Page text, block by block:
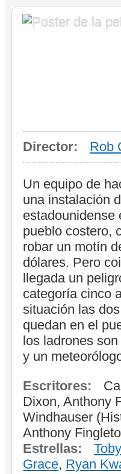
Director: Rob
Un equipo de
una instalación
estadounidense
pueblo costero,
robar un motín
dólares. Pero
llegada un
categoría cinco
situación las
quedan en el
los ladrones
y un
Escritores:
Dixon, Anthony
Windhauser
Anthony
Estrellas:
Grace, Ryan